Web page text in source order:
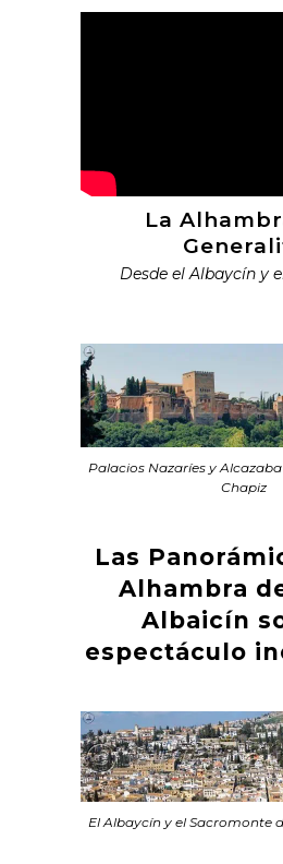
La
Desde el Albaycín y
Palacios Nazaríes y
Chapiz
Las
Alhambra
Albaicín
espectáculo
El Albaycín y el Sacromonte